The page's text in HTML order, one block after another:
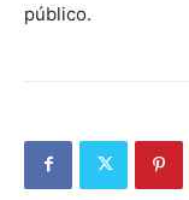
público.